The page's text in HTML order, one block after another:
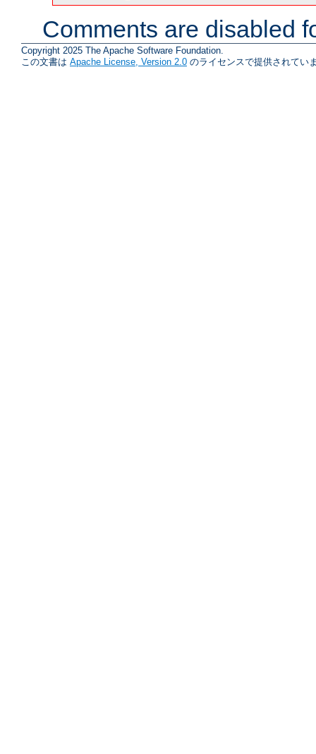
Comments are disabled
Copyright 2025 The Apache Software Foundation.
この文書は Apache License, Version 2.0 のライセンスで提供されてい